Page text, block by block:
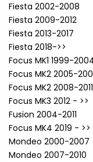
Ford
Skoda
Opel
Dacia
Peugeot
Hyundai
Fiesta 2002-2008
Fiesta 2009-2012
Fiesta 2013-2017
Fiesta 2018->>
Focus MK1 1999-
Focus MK2 2005-
Focus MK2 2008-2011
Focus MK3 2012 - >>
Fusion 2004-2011
Focus MK4 2019 - >>
Mondeo 2000-2007
Mondeo 2007-2010